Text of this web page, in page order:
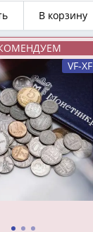
В корзину
VF-XF